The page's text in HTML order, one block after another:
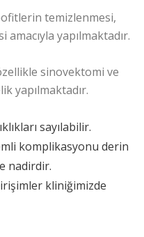
temizlenmesi,
yapılmaktadır.
sinovektomi ve
yapılmaktadır.
sayılabilir.
komplikasyonu derin
nadirdir.
kliniğimizde